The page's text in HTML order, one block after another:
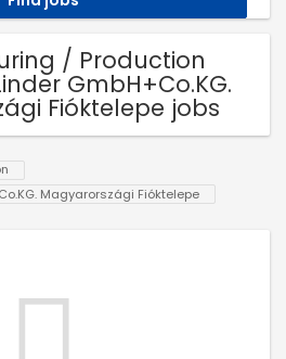
/ Production
GmbH+Co.KG.
Fióktelepe jobs
Magyarországi Fióktelepe